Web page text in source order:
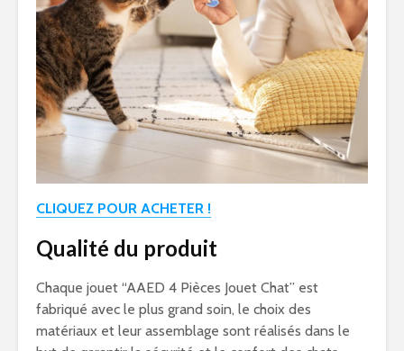
CLIQUEZ POUR ACHETER !
Qualité du produit
Chaque jouet “AAED 4 Pièces Jouet Chat” est
fabriqué avec le plus grand soin, le choix des
matériaux et leur assemblage sont réalisés dans le